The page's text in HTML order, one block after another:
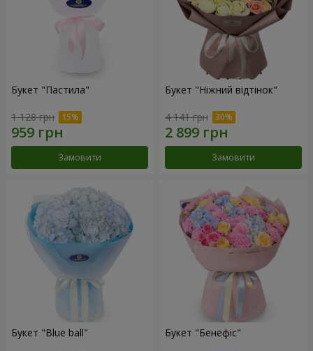
Букет "Пастила"
1 128 грн
Замовити
Букет "Ніжний відтінок"
4 141 грн
Замовити
Букет "Blue ball" Букет "Бенефіс"